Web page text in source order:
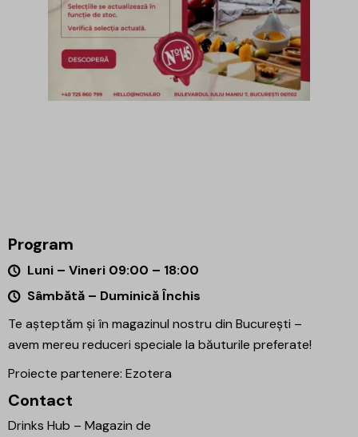
Program
Luni – Vineri 09:00 – 18:00
Sâmbătă – Duminică Închis
Te așteptăm și în magazinul nostru din București –
avem mereu reduceri speciale la băuturile preferate!
Proiecte partenere: Ezotera
Contact
Drinks Hub – Magazin de